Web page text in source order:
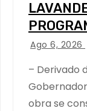
Ago 6, 2026
– Derivado
obra se